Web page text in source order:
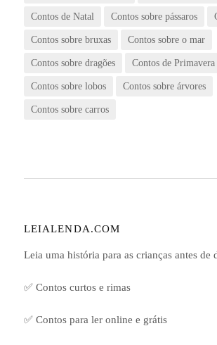
Contos de Natal Contos sobre pássaros
Contos sobre bruxas Contos sobre o mar
Contos sobre dragões Contos de Primavera
Contos sobre lobos Contos sobre árvores
Contos sobre carros
LEIALENDA.COM
Leia uma história para as crianças antes de
✅ Contos curtos e rimas
✅ Contos para ler online e grátis